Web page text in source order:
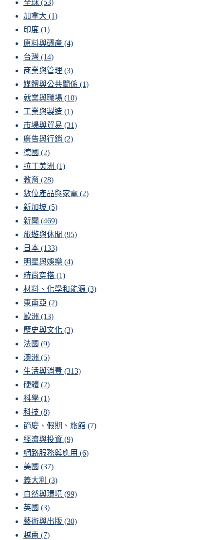
全球 (53)
加拿大 (1)
印度 (1)
原料與礦產 (4)
台灣 (14)
商業與管理 (3)
媒體與公共關係 (1)
就業與職場 (10)
工業與製造 (1)
市場與貿易 (31)
廣告與行銷 (2)
德國 (2)
拉丁美洲 (1)
教育 (28)
數位產品與家電 (2)
新加坡 (5)
新聞 (469)
旅遊與休閒 (95)
日本 (133)
明星與娛樂 (4)
時尚穿搭 (1)
材料、化學和能源 (3)
東南亞 (2)
歐洲 (13)
歷史與文化 (3)
法國 (9)
澳洲 (5)
生活與消費 (313)
硬體 (2)
科學 (1)
科技 (8)
節慶、假期、旅館 (7)
經濟與投資 (9)
網路服務與應用 (6)
美國 (37)
義大利 (3)
自然與環境 (99)
英國 (3)
藝術與出版 (30)
越南 (7)